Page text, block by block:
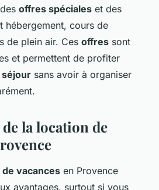
offres spéciales et des
hébergement, cours de
de plein air. Ces offres sont
et permettent de profiter
séjour sans avoir à organiser
de la location de
vacances en Provence
avantages, surtout si vous